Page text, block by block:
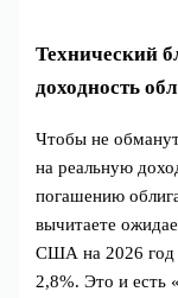
Технический
доходность
Чтобы не
на реальную
погашению
вычитаете
США на 2026 год
2,8%. Это и есть